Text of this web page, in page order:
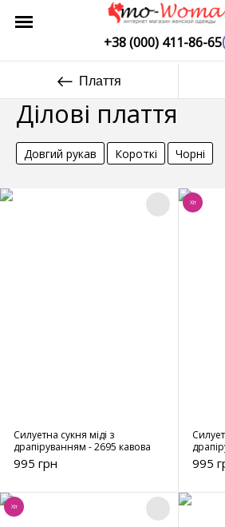
+38 (000) 411-86-65
Плаття
Ділові плаття
Довгий рукав Короткі Чорні
Силуетна сукня міді з
драпіруванням - 2695 кавова
995 грн
Хіт
995
Хіт